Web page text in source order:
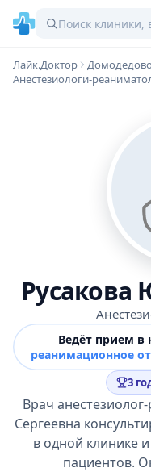
Лайк.Доктор Домодедово
Анестезиологи-
Русакова
Ведёт прием в
реанимационное
3
Врач
Сергеевна
в одной клинике
пациентов.